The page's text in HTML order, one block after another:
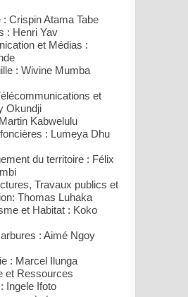
Crispin Atama Tabe
: Henri Yav
et Médias :
: Wivine Mumba
et
Okundji
Kabwelulu
: Lumeya Dhu
du territoire : Félix
Travaux publics et
Thomas Luhaka
et Habitat : Koko
: Aimé Ngoy
: Marcel Ilunga
Ressources
Ingele Ifoto